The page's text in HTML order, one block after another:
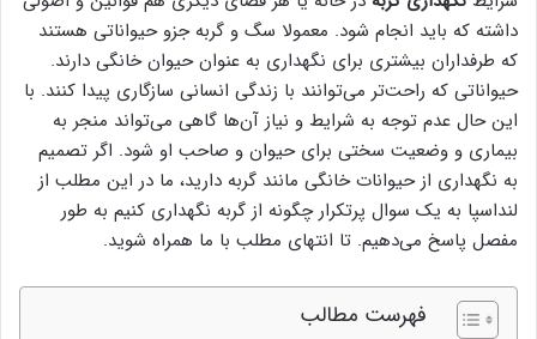
داشته که باید انجام شود. معمولا سگ و گربه جزو حیواناتی هستند
که طرفداران بیشتری برای نگهداری به عنوان حیوان خانگی دارند.
حیواناتی که راحت‌تر می‌توانند با زندگی انسانی سازگاری پیدا کنند. با
این حال عدم توجه به شرایط و نیاز آن‌ها گاهی می‌تواند منجر به
بیماری و وضعیت سختی برای حیوان و صاحب او شود. اگر تصمیم
به نگهداری از حیوانات خانگی مانند گربه دارید، ما در این مطلب از
لنداسپا به یک سوال پرتکرار چگونه از گربه نگهداری کنیم به طور
مفصل پاسخ می‌دهیم. تا انتهای مطلب با ما همراه شوید.
فهرست مطالب